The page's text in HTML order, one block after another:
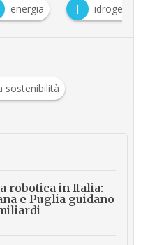
energia I idrogeno
sostenibilità
robotica in Italia:
e Puglia guidano